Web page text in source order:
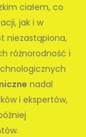
ciałem, co
jak i w
niezastąpiona,
różnorodność i
nadal
i ekspertów,